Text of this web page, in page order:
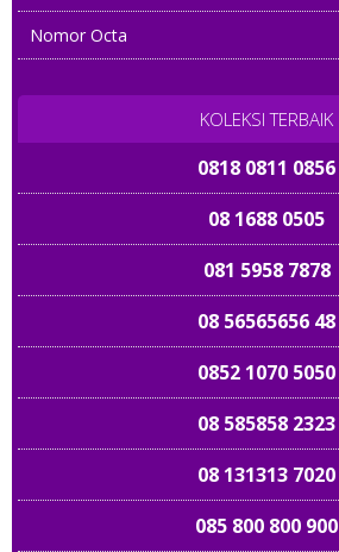
Nomor Octa
KOLEKSI TERBAIK
0818 0811 0856
08 1688 0505
081 5958 7878
08 56565656 48
0852 1070 5050
08 585858 2323
08 131313 7020
085 800 800 900